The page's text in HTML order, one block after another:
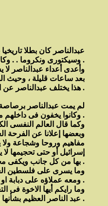
عبدالناصر كان بطلا
وسيكتورى ونكروما . . وكان الزهد والتواضع أول فضائله .
وأعدى أعداء عبدالناصر
بعد ساعات قليلة ، وحيث
هذا يختلف عبدالناصر عن الزعامات التى سبقته ولم توفق فى إحداث تغيير حقيقى .
لم يمت عبدالناصر برصاصة
وكانوا يخفون فى داخلهم مشاعر الرهبة الممزوجة بالإعجاب لأنهم كانوا على يقين من إخلاص عبدالناصر وشدته فى الحق .
وبعضها إعلانا عن الفرحة
مفاهيم وروحا وشجاعة ولا
إسرائيل أو حتى تحجيمها
بها من كل جانب ويكفى محاصرتها بالحجارة حتى تستسلم أو ترحل .
وما يسرى على فلسطين
ومعه عملاؤه على دبابة او مخترقا ارضا من الشرق أو الجنوب سمحت انظمتها بتواجد القواعد والسيطرة على بترولها الذى هو بترول العرب وليس بترول العائلة او القبيلة الحاكمة .
وما رايكم أيها الاخوة فى
عبد الناصر العظيم بشأنها فى السطور التالية .